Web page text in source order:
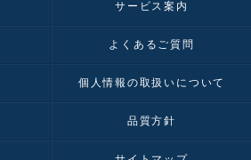
サービス案内
よくあるご質問
個人情報の取扱いについて
品質方針